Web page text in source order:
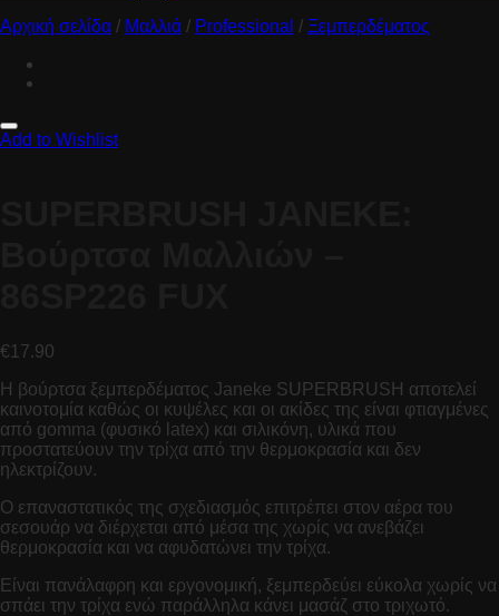
Αρχική σελίδα / Μαλλιά / Professional / Ξεμπερδέματος
Add to Wishlist
€17.90
Η βούρτσα ξεμπερδέματος Janeke SUPERBRUSH αποτελεί
καινοτομία καθώς οι κυψέλες και οι ακίδες της είναι φτιαγμένες
από gomma (φυσικό latex) και σιλικόνη, υλικά που
προστατεύουν την τρίχα από την θερμοκρασία και δεν
ηλεκτρίζουν.
Ο επαναστατικός της σχεδιασμός επιτρέπει στον αέρα του
σεσουάρ να διέρχεται από μέσα της χωρίς να ανεβάζει
θερμοκρασία και να αφυδατώνει την τρίχα.
Είναι πανάλαφρη και εργονομική, ξεμπερδεύει εύκολα χωρίς να
σπάει την τρίχα ενώ παράλληλα κάνει μασάζ στο τριχωτό.